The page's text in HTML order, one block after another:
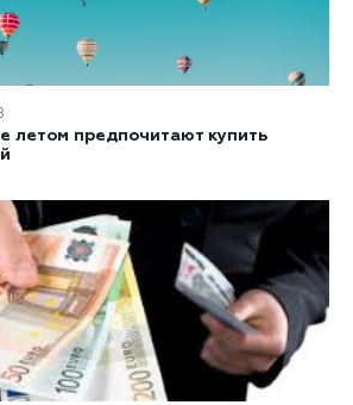
летом предпочитают купить